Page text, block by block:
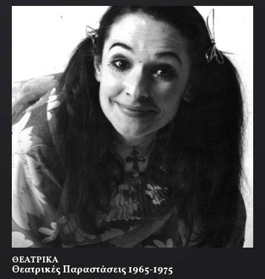
ΘΕΑΤΡΙΚΆ
Θεατρικές Παραστάσεις 1965-1975